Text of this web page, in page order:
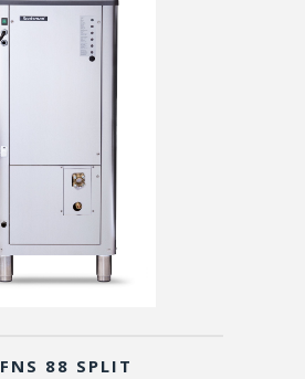
88 SPLIT